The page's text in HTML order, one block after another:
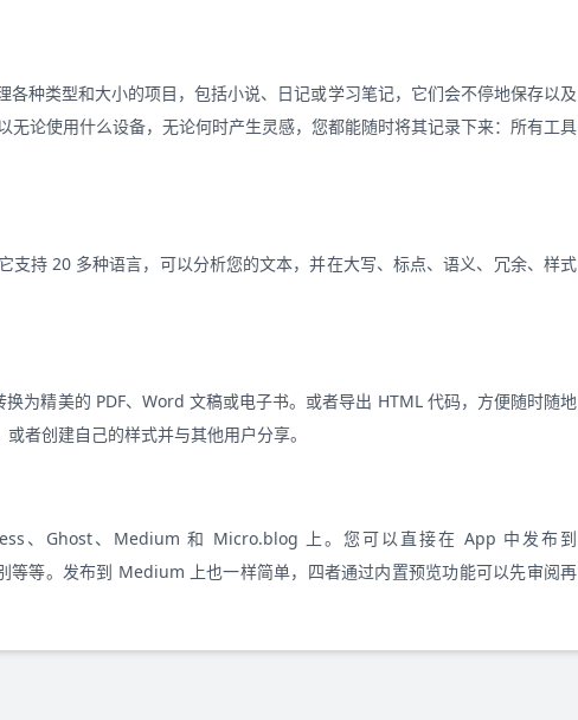
种类型和大小的项目，包括小说、日记或学习笔记，它们会不停地保存以及
论使用什么设备，无论何时产生灵感，您都能随时将其记录下来：所有工具
持 20 多种语言，可以分析您的文本，并在大写、标点、语义、冗余、样式
为精美的 PDF、Word 文稿或电子书。或者导出 HTML 代码，方便随时随地
者创建自己的样式并与其他用户分享。
、Ghost、Medium 和 Micro.blog 上。您可以直接在 App 中发布到
等。发布到 Medium 上也一样简单，四者通过内置预览功能可以先审阅再